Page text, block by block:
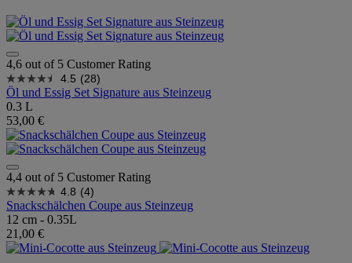
4,6 out of 5 Customer Rating
4.5 (28)
Öl und Essig Set Signature aus Steinzeug
0.3 L
53,00 €
4,4 out of 5 Customer Rating
4.8 (4)
Snackschälchen Coupe aus Steinzeug
12 cm - 0.35L
21,00 €